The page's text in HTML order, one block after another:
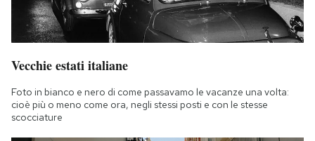
Vecchie estati italiane
Foto in bianco e nero di come passavamo le vacanze una volta:
cioè più o meno come ora, negli stessi posti e con le stesse
scocciature